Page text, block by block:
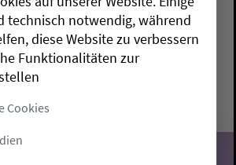
Langendamm
15 Uhr
technisch notwendig, während
diese Website zu verbessern
Funktionalitäten zur
Cookies